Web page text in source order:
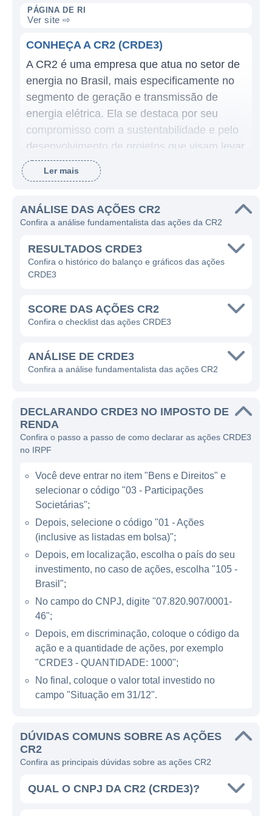
PÁGINA DE RI
Ver site ⇨
CONHEÇA A CR2 (CRDE3)
A CR2 é uma empresa que atua no setor de
energia no Brasil, mais especificamente no
segmento de geração e transmissão de
energia elétrica. Ela se destaca por seu
compromisso com a sustentabilidade e pelo
desenvolvimento de projetos que visam levar
energia de qualidade a diferentes regiões do
país.
A CR2 concentra suas atividades
principalmente na geração de energia a
eólica, o que a coloca alinhada com as
tendências globais de transição energética e
por suas operações inovadoras e pela busca
constante de eficiência e inovações
ATUAÇÃO DA CR2
de energia limpa, que tem sido uma das
prioridades em diversas políticas
governamentais e iniciativas empresariais.
áreas, incluindo geração, transmissão,
distribuição e comercialização de energia. A
empresa trabalha de forma integrada,
buscando otimizar os processos e reduzir
custos, o que ajuda a garantir relevância no
mercado.
A CR2 foca sua estratégia de negócios em
tecnologias que agradem ao meio ambiente,
o que a torna atrativa tanto para investidores
preocupados com questões ambientais
quanto para consumidores que buscam
energia sustentável. Sua atuação em
geração de energia renovável proporciona
uma geração de caixa mais estável e
das emissões de gases de efeito estufa.
LINHAS DE NEGÓCIOS DA CR2
A CR2 possui diversas linhas de negócios
Ler mais
ANÁLISE DAS AÇÕES CR2
Confira a análise fundamentalista das ações da CR2
RESULTADOS CRDE3
Confira o histórico do balanço e gráficos das ações
CRDE3
SCORE DAS AÇÕES CR2
Confira o checklist das ações CRDE3
ANÁLISE DE CRDE3
Confira a análise fundamentalista das ações CR2
DECLARANDO CRDE3 NO IMPOSTO DE
RENDA
Confira o passo a passo de como declarar as ações CRDE3
no IRPF
Você deve entrar no item "Bens e Direitos" e
selecionar o código "03 - Participações
Societárias";
Depois, selecione o código "01 - Ações
(inclusive as listadas em bolsa)";
Depois, em localização, escolha o país do seu
investimento, no caso de ações, escolha "105 -
Brasil";
No campo do CNPJ, digite "07.820.907/0001-
46";
Depois, em discriminação, coloque o código da
ação e a quantidade de ações, por exemplo
"CRDE3 - QUANTIDADE: 1000";
No final, coloque o valor total investido no
campo "Situação em 31/12".
DÚVIDAS COMUNS SOBRE AS AÇÕES
CR2
Confira as principais dúvidas sobre as ações CR2
QUAL O CNPJ DA CR2 (CRDE3)?